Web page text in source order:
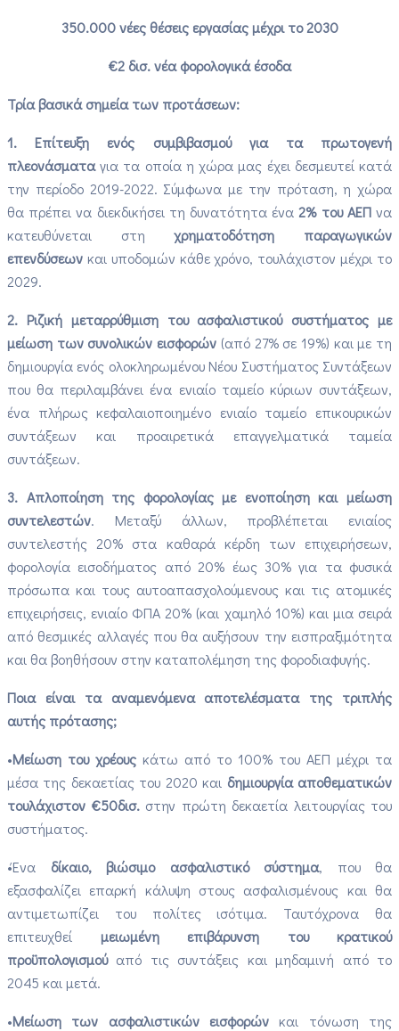
350.000 νέες θέσεις εργασίας μέχρι το 2030
€2 δισ. νέα φορολογικά έσοδα
Τρία βασικά σημεία των προτάσεων:
1.
Επίτευξη ενός συμβιβασμού για τα πρωτογενή
πλεονάσματαγια τα οποία η χώρα μας έχει δεσμευτεί κατά
την περίοδο 2019-2022. Σύμφωνα με την πρόταση, η χώρα
θα πρέπει να διεκδικήσει τη δυνατότητα ένα2% του ΑΕΠνα
κατευθύνεται στηχρηματοδότηση παραγωγικών
επενδύσεων και υποδομών κάθε χρόνο, τουλάχιστον μέχρι το
2029.
2. Ριζική μεταρρύθμιση του ασφαλιστικού συστήματος με
μείωση των συνολικών εισφορών (από 27% σε 19%) και με τη
δημιουργία ενός ολοκληρωμένου Νέου Συστήματος Συντάξεων
που θα περιλαμβάνει ένα ενιαίο ταμείο κύριων συντάξεων,
ένα πλήρως κεφαλαιοποιημένο ενιαίο ταμείο επικουρικών
συντάξεων και προαιρετικά επαγγελματικά ταμεία
συντάξεων.
3. Απλοποίηση της φορολογίας με ενοποίηση και μείωση
συντελεστών. Μεταξύ άλλων, προβλέπεται ενιαίος
συντελεστής 20% στα καθαρά κέρδη των επιχειρήσεων,
φορολογία εισοδήματος από 20% έως 30% για τα φυσικά
πρόσωπα και τους αυτοαπασχολούμενους και τις ατομικές
επιχειρήσεις, ενιαίο ΦΠΑ 20% (και χαμηλό 10%) και μια σειρά
από θεσμικές αλλαγές που θα αυξήσουν την εισπραξιμότητα
και θα βοηθήσουν στην καταπολέμηση της φοροδιαφυγής.
Ποια είναι τα αναμενόμενα αποτελέσματα της τριπλής
αυτής πρότασης;
•Μείωση του χρέους κάτω από το 100% του ΑΕΠ μέχρι τα
μέσα της δεκαετίας του 2020 και δημιουργία αποθεματικών
τουλάχιστον €50δισ.στην πρώτη δεκαετία λειτουργίας του
συστήματος.
•Ένα δίκαιο, βιώσιμο ασφαλιστικό σύστημα, που θα
εξασφαλίζει επαρκή κάλυψη στους ασφαλισμένους και θα
αντιμετωπίζει του πολίτες ισότιμα. Ταυτόχρονα θα
επιτευχθεί μειωμένη επιβάρυνση του κρατικού
προϋπολογισμούαπό τις συντάξεις και μηδαμινή από το
2045 και μετά.
•Μείωση των ασφαλιστικών εισφορών και τόνωση της